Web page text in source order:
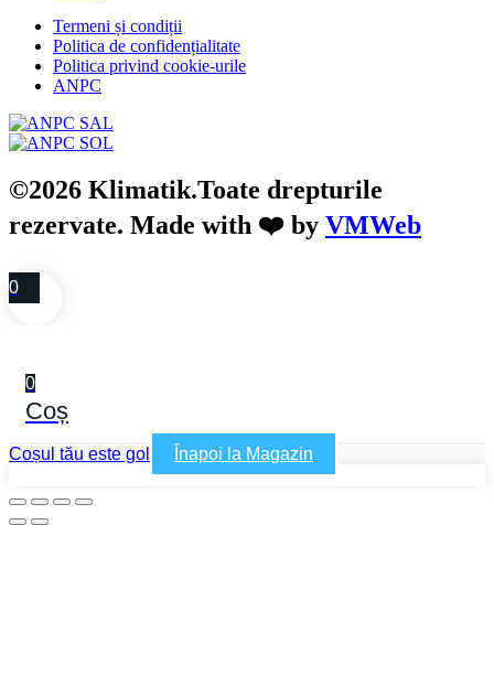
Termeni și condiții
Politica de confidențialitate
Politica privind cookie-urile
ANPC
©2026 Klimatik.Toate drepturile
rezervate. Made with ❤️ by VMWeb
0
0
Coș
Coșul tău este gol Înapoi la Magazin